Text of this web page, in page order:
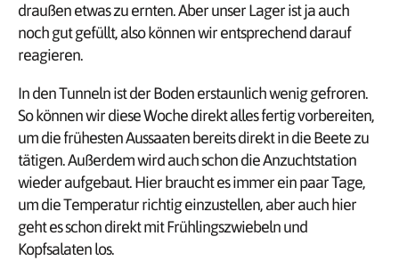
draußen etwas zu ernten. Aber unser Lager ist ja auch
noch gut gefüllt, also können wir entsprechend darauf
reagieren.
In den Tunneln ist der Boden erstaunlich wenig gefroren.
So können wir diese Woche direkt alles fertig vorbereiten,
um die frühesten Aussaaten bereits direkt in die Beete zu
tätigen. Außerdem wird auch schon die Anzuchtstation
wieder aufgebaut. Hier braucht es immer ein paar Tage,
um die Temperatur richtig einzustellen, aber auch hier
geht es schon direkt mit Frühlingszwiebeln und
Kopfsalaten los.